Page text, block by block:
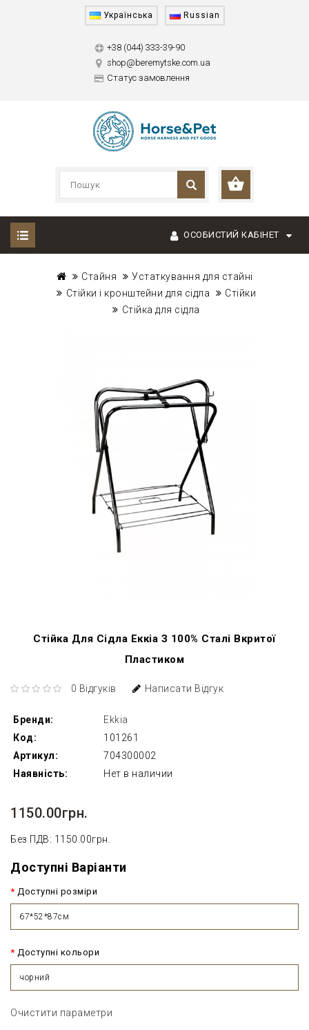
Українська Russian
+38 (044) 333-39-90
shop@beremytske.com.ua
Статус замовлення
ОСОБИСТИЙ КАБІНЕТ
Стайня
Устаткування для стайні
Стійки і кронштейни для сідла
Стійки
Стійка для сідла
Стійка Для Сідла Еккіа З 100% Сталі Вкритої
Пластиком
0 Відгуків Написати Відгук
Бренди:
Ekkia
Код:
101261
Артикул:
704300002
Наявність:
Нет в наличии
1150.00грн.
Без ПДВ: 1150.00грн.
Доступні Варіанти
Доступні розміри
67*52*87см
Доступні кольори
чорний
Очистити параметри